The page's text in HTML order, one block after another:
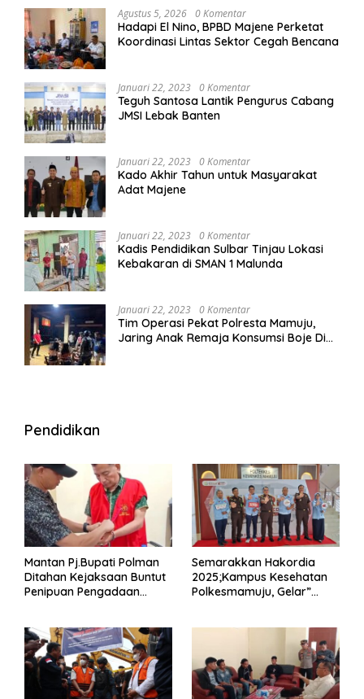
Agustus 5, 2026 0 Komentar
Hadapi El Nino, BPBD Majene Perketat
Koordinasi Lintas Sektor Cegah Bencana
Januari 22, 2023 0 Komentar
Teguh Santosa Lantik Pengurus Cabang
JMSI Lebak Banten
Januari 22, 2023 0 Komentar
Kado Akhir Tahun untuk Masyarakat
Adat Majene
Januari 22, 2023 0 Komentar
Kadis Pendidikan Sulbar Tinjau Lokasi
Kebakaran di SMAN 1 Malunda
Januari 22, 2023 0 Komentar
Tim Operasi Pekat Polresta Mamuju,
Jaring Anak Remaja Konsumsi Boje Di
Pendidikan
Mantan Pj.Bupati Polman
Ditahan Kejaksaan Buntut
Penipuan Pengadaan
Semarakkan Hakordia
2025;Kampus Kesehatan
Polkesmamuju, Gelar”